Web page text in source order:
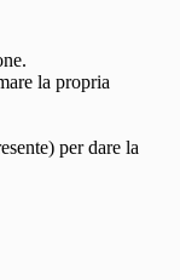
la propria
per dare la